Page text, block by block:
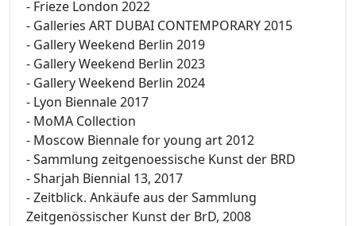
- Frieze London 2022
- Galleries ART DUBAI CONTEMPORARY 2015
- Gallery Weekend Berlin 2019
- Gallery Weekend Berlin 2023
- Gallery Weekend Berlin 2024
- Lyon Biennale 2017
- MoMA Collection
- Moscow Biennale for young art 2012
- Sammlung zeitgenoessische Kunst der BRD
- Sharjah Biennial 13, 2017
- Zeitblick. Ankäufe aus der Sammlung
Zeitgenössischer Kunst der BrD, 2008